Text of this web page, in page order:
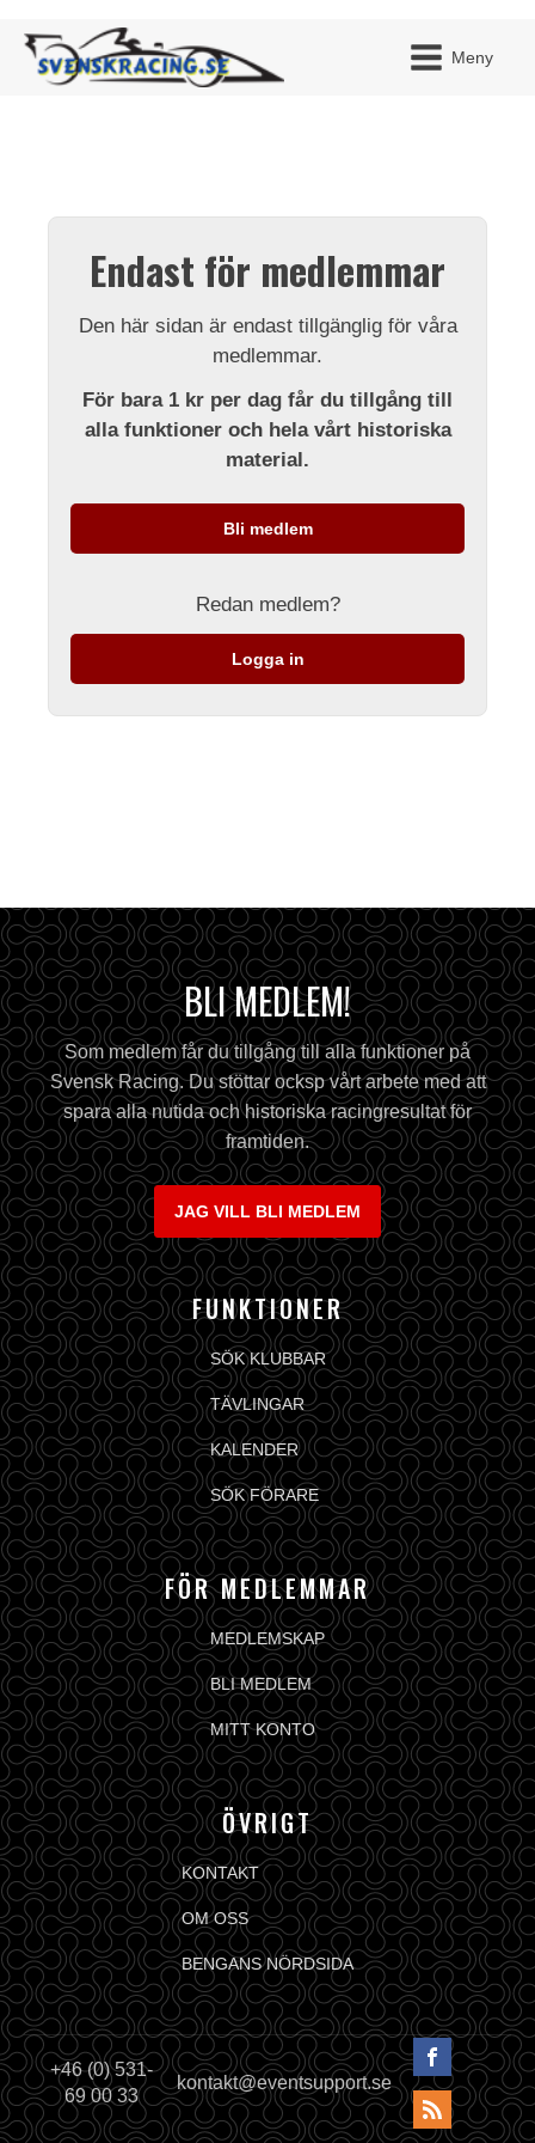
Meny
Endast för medlemmar
Den här sidan är endast tillgänglig för våra
medlemmar.
För bara 1 kr per dag får du tillgång till
alla funktioner och hela vårt historiska
material.
Bli medlem
Redan medlem?
Logga in
BLI MEDLEM!
Som medlem får du tillgång till alla funktioner på
Svensk Racing. Du stöttar ocksp vårt arbete med att
spara alla nutida och historiska racingresultat för
framtiden.
JAG VILL BLI MEDLEM
FUNKTIONER
SÖK KLUBBAR
TÄVLINGAR
KALENDER
SÖK FÖRARE
FÖR MEDLEMMAR
MEDLEMSKAP
BLI MEDLEM
MITT KONTO
ÖVRIGT
KONTAKT
OM OSS
BENGANS NÖRDSIDA
+46 (0) 531-
69 00 33
kontakt@eventsupport.se